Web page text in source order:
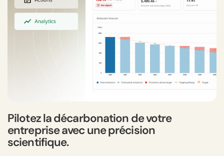
Pilotez la décarbonation de votre
entreprise avec une précision
scientifique.